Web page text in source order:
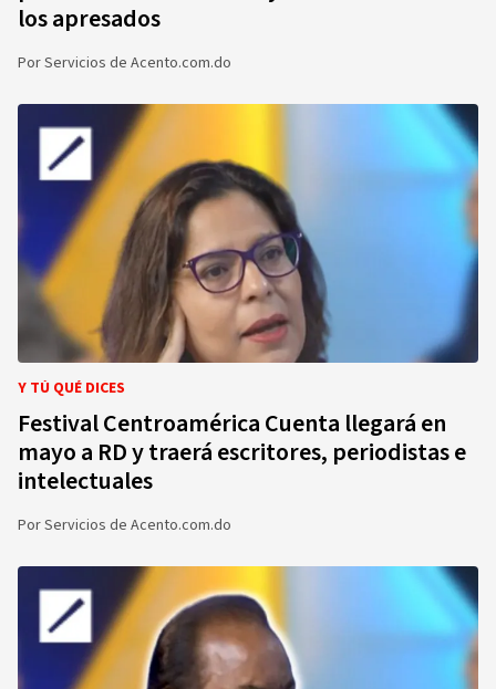
los apresados
PorServicios de Acento.com.do
Y TÚ QUÉ DICES
Festival Centroamérica Cuenta llegará en
mayo a RD y traerá escritores, periodistas e
intelectuales
PorServicios de Acento.com.do